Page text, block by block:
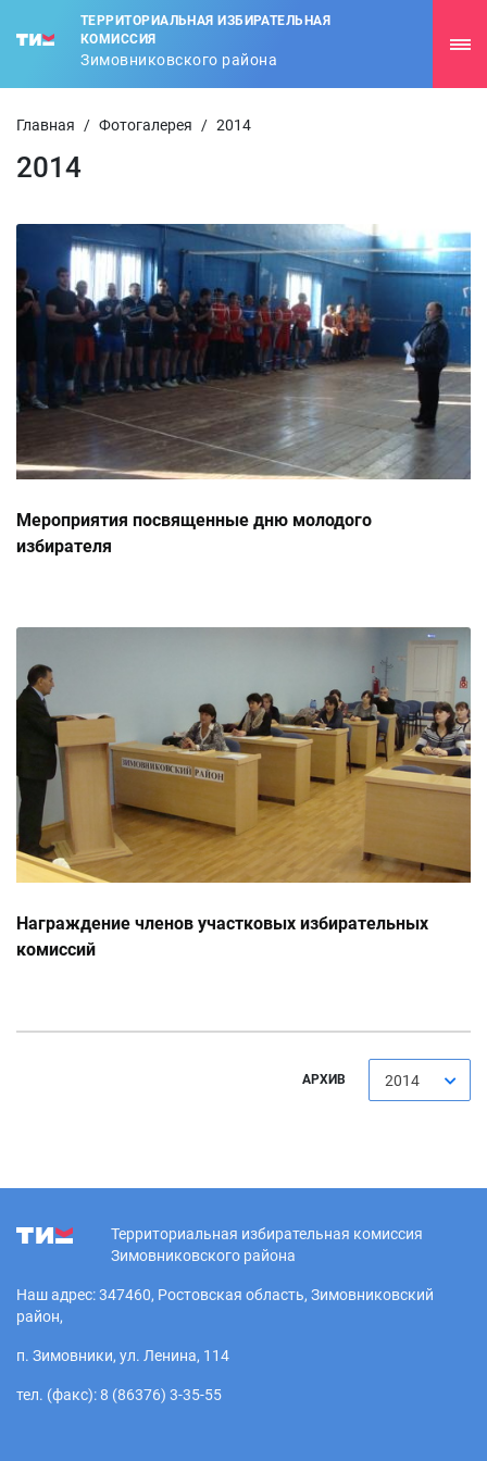
ТЕРРИТОРИАЛЬНАЯ ИЗБИРАТЕЛЬНАЯ
КОМИССИЯ
Зимовниковского района
Главная / Фотогалерея / 2014
2014
Мероприятия посвященные дню молодого
избирателя
Награждение членов участковых избирательных
комиссий
АРХИВ 2014
Территориальная избирательная комиссия
Зимовниковского района
Наш адрес: 347460, Ростовская область, Зимовниковский
район,
п. Зимовники, ул. Ленина, 114
тел. (факс): 8 (86376) 3-35-55